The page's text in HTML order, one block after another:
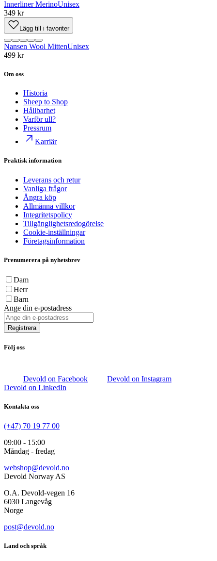
Innerliner MerinoUnisex
349 kr
Lägg till i favoriter
Nansen Wool MittenUnisex
499 kr
Om oss
Historia
Sheep to Shop
Hållbarhet
Varför ull?
Pressrum
Karriär
Praktisk information
Leverans och retur
Vanliga frågor
Ångra köp
Allmänna villkor
Integritetspolicy
Tillgänglighetsredogörelse
Cookie-inställningar
Företagsinformation
Prenumerera på nyhetsbrev
Dam
Herr
Barn
Ange din e-postadress
Registrera
Följ oss
Devold on Facebook
Devold on Instagram
Devold on LinkedIn
Kontakta oss
(+47) 70 19 77 00
09:00 - 15:00
Måndag - fredag
webshop@devold.no
Devold Norway AS
O.A. Devold-vegen 16
6030 Langevåg
Norge
post@devold.no
Land och språk